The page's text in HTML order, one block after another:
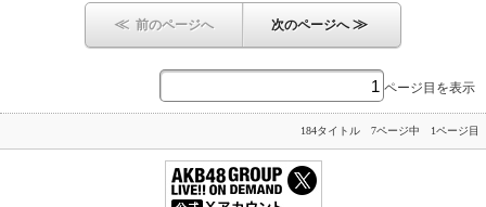
≪ 前のページへ 次のページへ≫
ページ目を表示
184タイトル 7ページ中 1ページ目